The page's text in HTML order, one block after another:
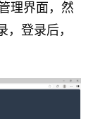
理界面，然
登录后，